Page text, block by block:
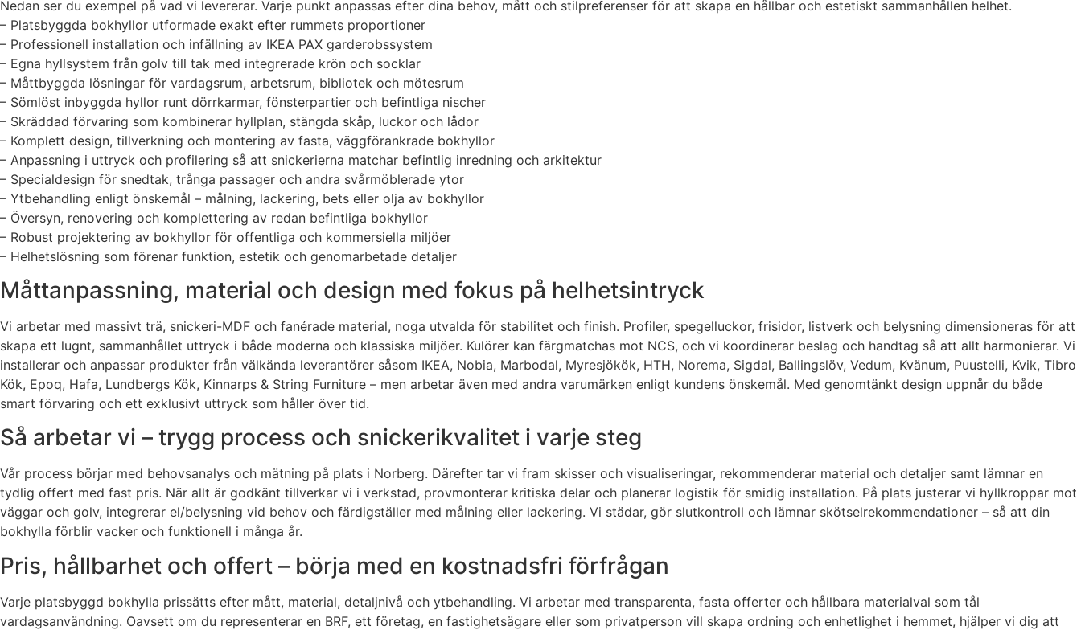
Nedan ser du exempel på vad vi levererar. Varje punkt anpassas efter dina behov, mått och stilpreferenser för att skapa en hållbar och estetiskt sammanhållen helhet.
– Platsbyggda bokhyllor utformade exakt efter rummets proportioner
– Professionell installation och infällning av IKEA PAX garderobssystem
– Egna hyllsystem från golv till tak med integrerade krön och socklar
– Måttbyggda lösningar för vardagsrum, arbetsrum, bibliotek och mötesrum
– Sömlöst inbyggda hyllor runt dörrkarmar, fönsterpartier och befintliga nischer
– Skräddad förvaring som kombinerar hyllplan, stängda skåp, luckor och lådor
– Komplett design, tillverkning och montering av fasta, väggförankrade bokhyllor
– Anpassning i uttryck och profilering så att snickerierna matchar befintlig inredning och arkitektur
– Specialdesign för snedtak, trånga passager och andra svårmöblerade ytor
– Ytbehandling enligt önskemål – målning, lackering, bets eller olja av bokhyllor
– Översyn, renovering och komplettering av redan befintliga bokhyllor
– Robust projektering av bokhyllor för offentliga och kommersiella miljöer
– Helhetslösning som förenar funktion, estetik och genomarbetade detaljer
Måttanpassning, material och design med fokus på helhetsintryck
Vi arbetar med massivt trä, snickeri-MDF och fanérade material, noga utvalda för stabilitet och finish. Profiler, spegelluckor, frisidor, listverk och belysning dimensioneras för att
skapa ett lugnt, sammanhållet uttryck i både moderna och klassiska miljöer. Kulörer kan färgmatchas mot NCS, och vi koordinerar beslag och handtag så att allt harmonierar. Vi
installerar och anpassar produkter från välkända leverantörer såsom IKEA, Nobia, Marbodal, Myresjökök, HTH, Norema, Sigdal, Ballingslöv, Vedum, Kvänum, Puustelli, Kvik, Tibro
Kök, Epoq, Hafa, Lundbergs Kök, Kinnarps & String Furniture – men arbetar även med andra varumärken enligt kundens önskemål. Med genomtänkt design uppnår du både
smart förvaring och ett exklusivt uttryck som håller över tid.
Så arbetar vi – trygg process och snickerikvalitet i varje steg
Vår process börjar med behovsanalys och mätning på plats i Norberg. Därefter tar vi fram skisser och visualiseringar, rekommenderar material och detaljer samt lämnar en
tydlig offert med fast pris. När allt är godkänt tillverkar vi i verkstad, provmonterar kritiska delar och planerar logistik för smidig installation. På plats justerar vi hyllkroppar mot
väggar och golv, integrerar el/belysning vid behov och färdigställer med målning eller lackering. Vi städar, gör slutkontroll och lämnar skötselrekommendationer – så att din
bokhylla förblir vacker och funktionell i många år.
Pris, hållbarhet och offert – börja med en kostnadsfri förfrågan
Varje platsbyggd bokhylla prissätts efter mått, material, detaljnivå och ytbehandling. Vi arbetar med transparenta, fasta offerter och hållbara materialval som tål
vardagsanvändning. Oavsett om du representerar en BRF, ett företag, en fastighetsägare eller som privatperson vill skapa ordning och enhetlighet i hemmet, hjälper vi dig att